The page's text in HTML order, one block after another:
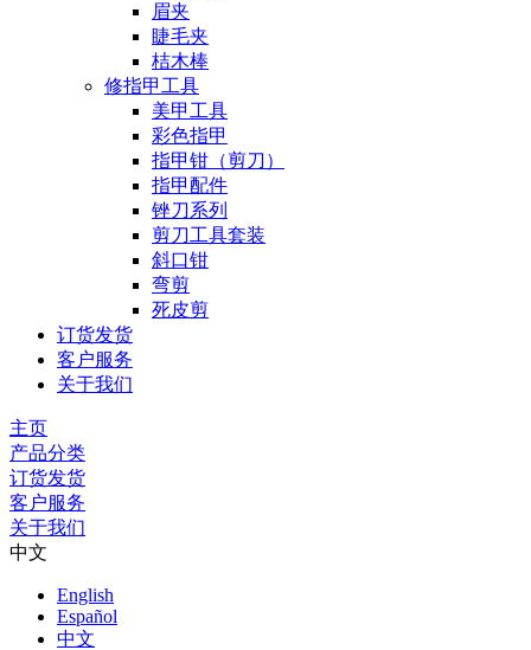
眉夹
睫毛夹
桔木棒
修指甲工具
美甲工具
彩色指甲
指甲钳（剪刀）
指甲配件
锉刀系列
剪刀工具套装
斜口钳
弯剪
死皮剪
订货发货
客户服务
关于我们
主页
产品分类
订货发货
客户服务
关于我们
中文
English
Español
中文